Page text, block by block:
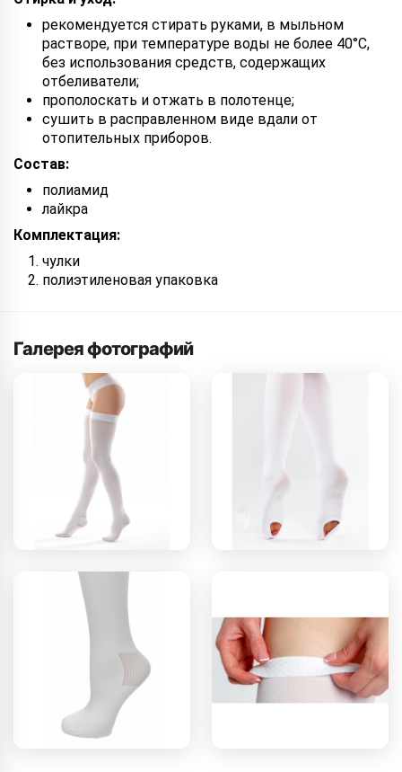
рекомендуется стирать руками, в мыльном
растворе, при температуре воды не более 40°С,
без использования средств, содержащих
отбеливатели;
прополоскать и отжать в полотенце;
сушить в расправленном виде вдали от
отопительных приборов.
Состав:
полиамид
лайкра
Комплектация:
чулки
полиэтиленовая упаковка
Галерея фотографий